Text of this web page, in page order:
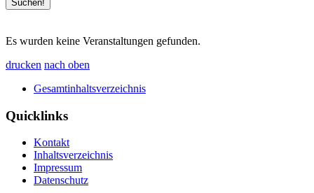
Es wurden keine Veranstaltungen gefunden.
drucken nach oben
Gesamtinhaltsverzeichnis
Quicklinks
Kontakt
Inhaltsverzeichnis
Impressum
Datenschutz